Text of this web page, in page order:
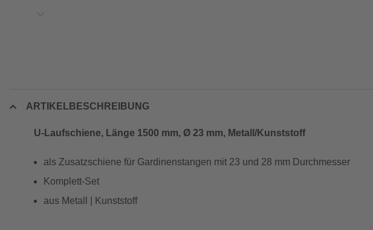
ARTIKELBESCHREIBUNG
U-Laufschiene, Länge 1500 mm, Ø 23 mm, Metall/Kunststoff
als Zusatzschiene für Gardinenstangen mit 23 und 28 mm Durchmesser
Komplett-Set
aus Metall | Kunststoff